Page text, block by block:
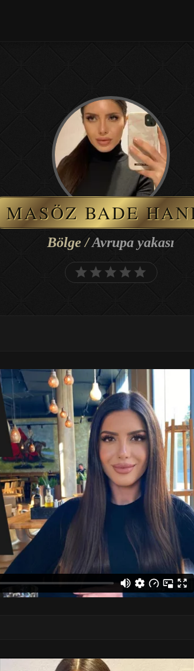
MASÖZ BADE
Bölge /Avrupa yakası